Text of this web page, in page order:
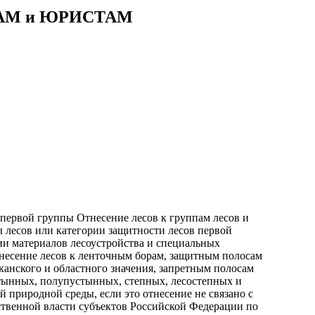
и ЮРИСТАМ
группы Отнесение лесов к группам лесов и
или категории защитности лесов первой
материалов лесоустройства и специальных
лесов к ленточным борам, защитным полосам
и областного значения, запретным полосам
полупустынных, степных, лесостепных и
среды, если это отнесение не связано с
власти субъектов Российской Федерации по